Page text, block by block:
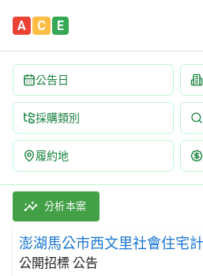
A C E
公告日
採購類別
履約地
澎湖馬公市西文里社會住宅計畫
採購類別：工程類 快速道路(不
分析本案
澎湖馬公市西文里社會住宅
公開招標 公告